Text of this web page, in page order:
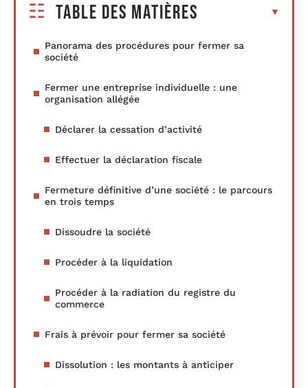
Table des matières
Panorama des procédures pour fermer sa
société
Fermer une entreprise individuelle : une
organisation allégée
Déclarer la cessation d’activité
Effectuer la déclaration fiscale
Fermeture définitive d’une société : le parcours
en trois temps
Dissoudre la société
Procéder à la liquidation
Procéder à la radiation du registre du
commerce
Frais à prévoir pour fermer sa société
Dissolution : les montants à anticiper